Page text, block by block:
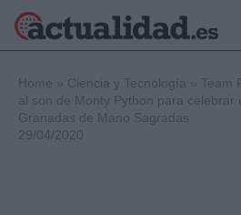
Home » Ciencia y Tecnología » Team
al son de Monty Python para celebrar
Granadas de Mano Sagradas
29/04/2020